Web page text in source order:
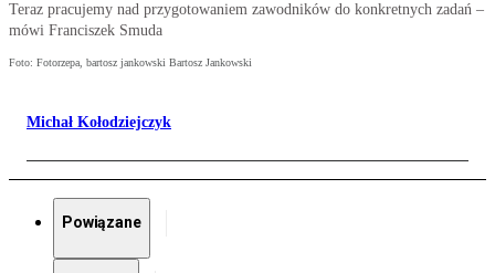
Teraz pracujemy nad przygotowaniem zawodników do konkretnych zadań –
mówi Franciszek Smuda
Foto: Fotorzepa, bartosz jankowski Bartosz Jankowski
Michał Kołodziejczyk
Powiązane